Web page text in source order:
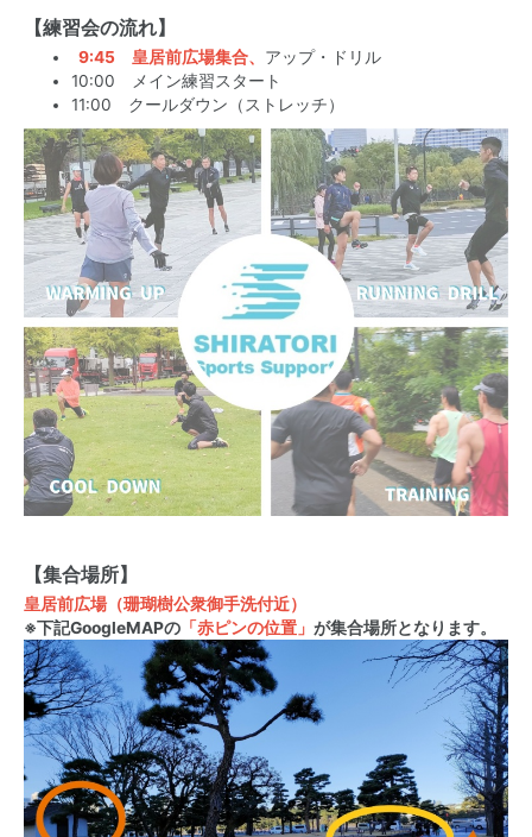
【練習会の流れ】
9:45 皇居前広場集合、 アップ・ドリル
10:00 メイン練習スタート
11:00 クールダウン（ストレッチ）
【集合場所】
皇居前広場（珊瑚樹公衆御手洗付近）
※下記GoogleMAPの 「赤ピンの位置」 が集合場所となります。